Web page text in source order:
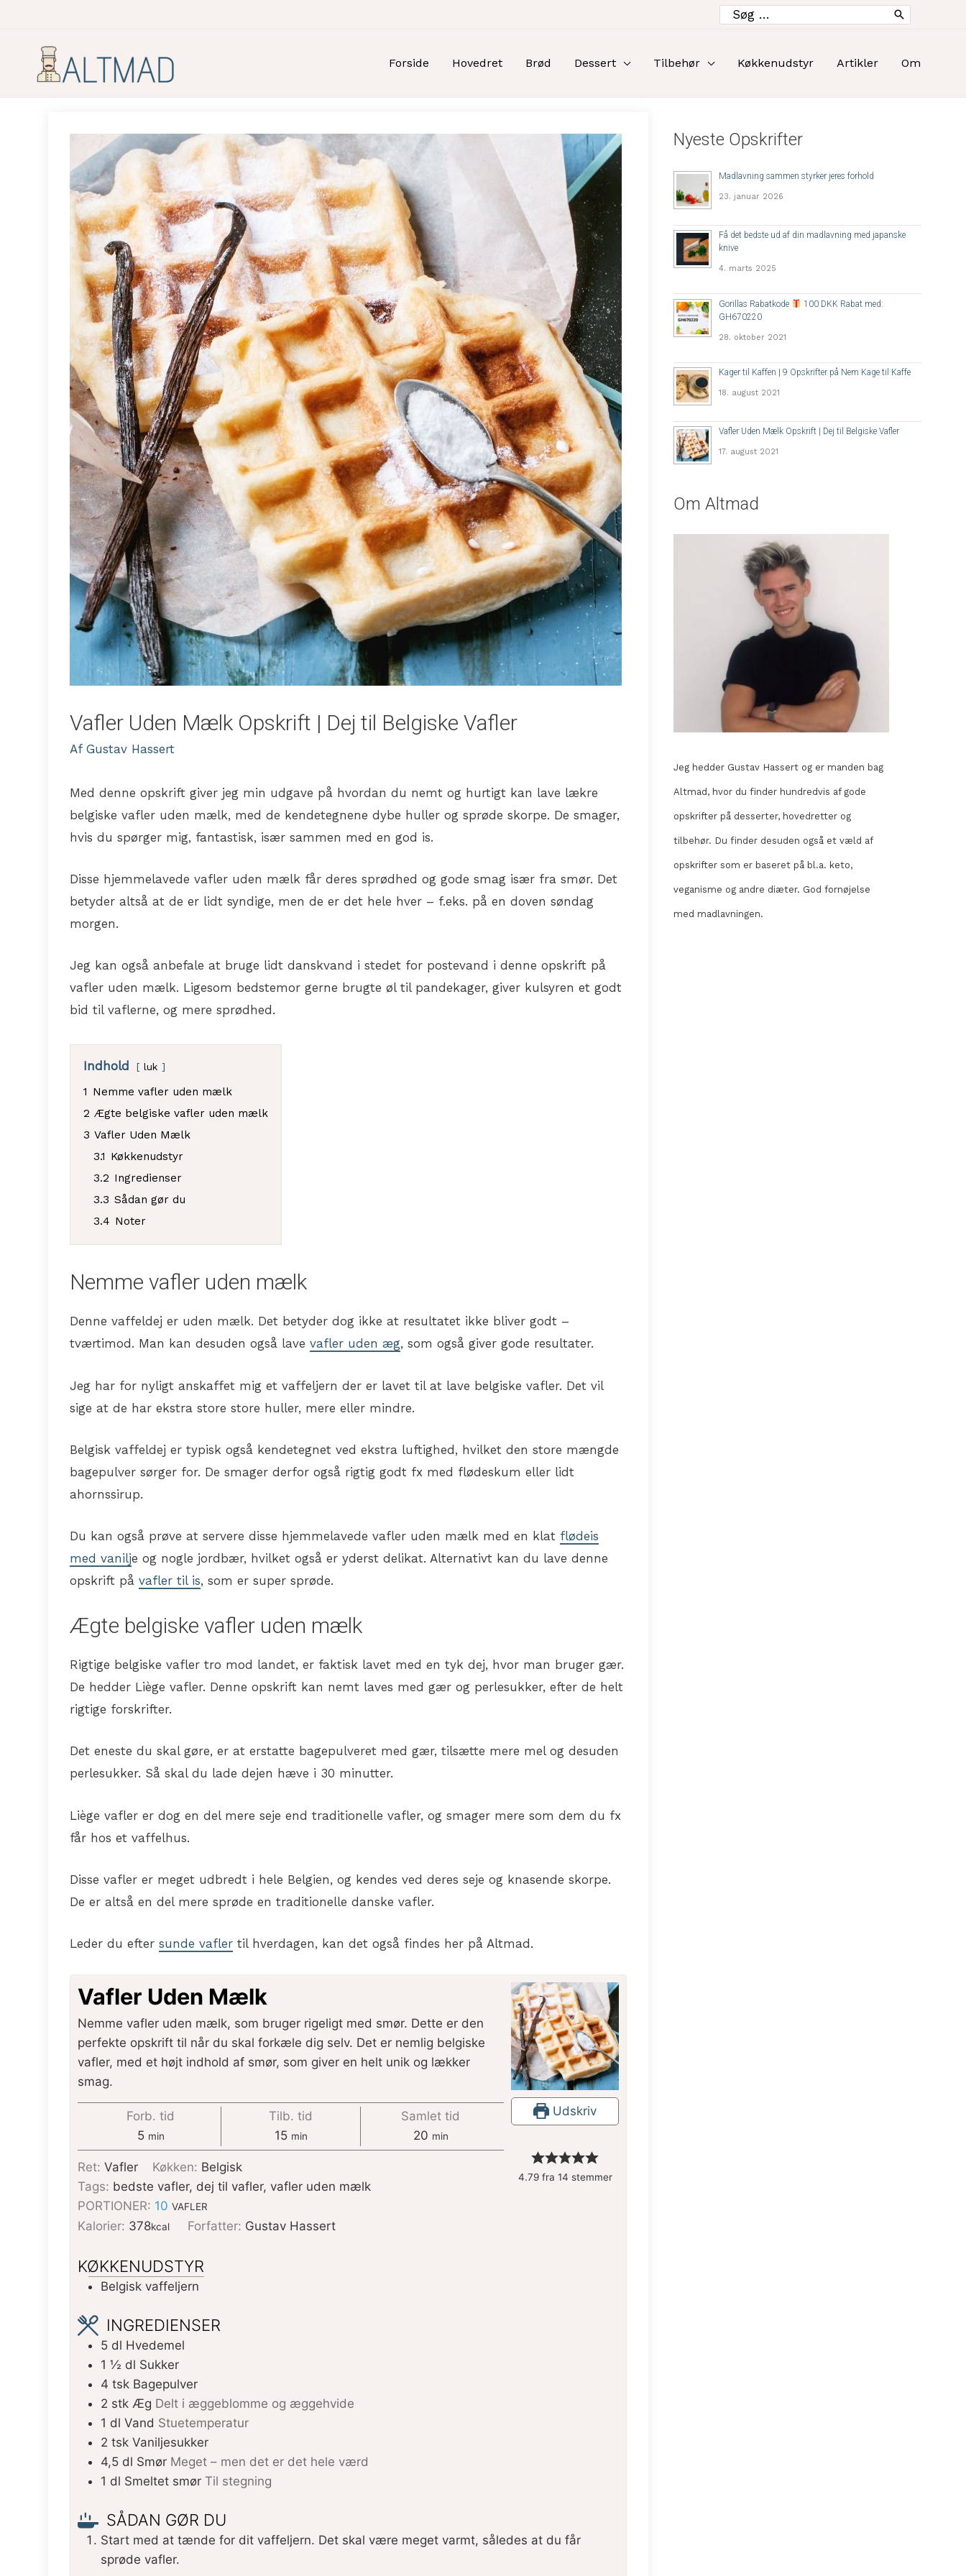
Søg
efter:
Forside Hovedret Brød Dessert Tilbehør Køkkenudstyr Artikler Om
Vafler Uden Mælk Opskrift | Dej til Belgiske Vafler
Af Gustav Hassert
Med denne opskrift giver jeg min udgave på hvordan du nemt og hurtigt kan lave lækre
belgiske vafler uden mælk, med de kendetegnene dybe huller og sprøde skorpe. De smager,
hvis du spørger mig, fantastisk, især sammen med en god is.
Disse hjemmelavede vafler uden mælk får deres sprødhed og gode smag især fra smør. Det
betyder altså at de er lidt syndige, men de er det hele hver – f.eks. på en doven søndag
morgen.
Jeg kan også anbefale at bruge lidt danskvand i stedet for postevand i denne opskrift på
vafler uden mælk. Ligesom bedstemor gerne brugte øl til pandekager, giver kulsyren et godt
bid til vaflerne, og mere sprødhed.
Indhold luk
1 Nemme vafler uden mælk
2 Ægte belgiske vafler uden mælk
3 Vafler Uden Mælk
3.1 Køkkenudstyr
3.2 Ingredienser
3.3 Sådan gør du
3.4 Noter
Nemme vafler uden mælk
Denne vaffeldej er uden mælk. Det betyder dog ikke at resultatet ikke bliver godt –
tværtimod. Man kan desuden også lave vafler uden æg, som også giver gode resultater.
Jeg har for nyligt anskaffet mig et vaffeljern der er lavet til at lave belgiske vafler. Det vil
sige at de har ekstra store store huller, mere eller mindre.
Belgisk vaffeldej er typisk også kendetegnet ved ekstra luftighed, hvilket den store mængde
bagepulver sørger for. De smager derfor også rigtig godt fx med flødeskum eller lidt
ahornssirup.
Du kan også prøve at servere disse hjemmelavede vafler uden mælk med en klat flødeis
med vanilje og nogle jordbær, hvilket også er yderst delikat. Alternativt kan du lave denne
opskrift på vafler til is, som er super sprøde.
Ægte belgiske vafler uden mælk
Rigtige belgiske vafler tro mod landet, er faktisk lavet med en tyk dej, hvor man bruger gær.
De hedder Liège vafler. Denne opskrift kan nemt laves med gær og perlesukker, efter de helt
rigtige forskrifter.
Det eneste du skal gøre, er at erstatte bagepulveret med gær, tilsætte mere mel og desuden
perlesukker. Så skal du lade dejen hæve i 30 minutter.
Liège vafler er dog en del mere seje end traditionelle vafler, og smager mere som dem du fx
får hos et vaffelhus.
Disse vafler er meget udbredt i hele Belgien, og kendes ved deres seje og knasende skorpe.
De er altså en del mere sprøde en traditionelle danske vafler.
Leder du efter sunde vafler til hverdagen, kan det også findes her på Altmad.
Udskriv
4.79fra 14 stemmer
Vafler Uden Mælk
Nemme vafler uden mælk, som bruger rigeligt med smør. Dette er den
perfekte opskrift til når du skal forkæle dig selv. Det er nemlig belgiske
vafler, med et højt indhold af smør, som giver en helt unik og lækker
smag.
Forb. tid
5 min
Tilb. tid
15 min
Samlet tid
20 min
Ret: Vafler Køkken: Belgisk
Tags: bedste vafler, dej til vafler, vafler uden mælk
PORTIONER: 10 VAFLER
Kalorier: 378kcal Forfatter: Gustav Hassert
KØKKENUDSTYR
Belgisk vaffeljern
INGREDIENSER
5 dl Hvedemel
1 ½ dl Sukker
4 tsk Bagepulver
2 stk Æg Delt i æggeblomme og æggehvide
1 dl Vand Stuetemperatur
2 tsk Vaniljesukker
4,5 dl Smør Meget – men det er det hele værd
1 dl Smeltet smør Til stegning
SÅDAN GØR DU
Start med at tænde for dit vaffeljern. Det skal være meget varmt, således at du får
sprøde vafler.
Nyeste Opskrifter
Madlavning sammen styrker jeres forhold
23. januar 2026
Få det bedste ud af din madlavning med japanske
knive
4. marts 2025
Gorillas Rabatkode
100 DKK Rabat med:
GH670220
28. oktober 2021
Kager til Kaffen | 9 Opskrifter på Nem Kage til Kaffe
18. august 2021
Vafler Uden Mælk Opskrift | Dej til Belgiske Vafler
17. august 2021
Om Altmad
Jeg hedder Gustav Hassert og er manden bag
Altmad, hvor du finder hundredvis af gode
opskrifter på desserter, hovedretter og
tilbehør. Du finder desuden også et væld af
opskrifter som er baseret på bl.a. keto,
veganisme og andre diæter. God fornøjelse
med madlavningen.